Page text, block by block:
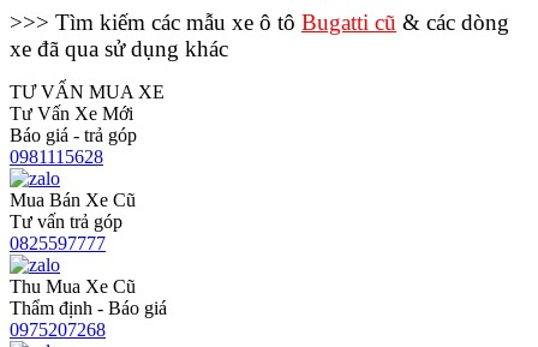
>>> Tìm kiếm các mẫu xe ô tô Bugatti cũ & các dòng
xe đã qua sử dụng khác
TƯ VẤN MUA XE
Tư Vấn Xe Mới
Báo giá - trả góp
0981115628
Mua Bán Xe Cũ
Tư vấn trả góp
0825597777
Thu Mua Xe Cũ
Thẩm định - Báo giá
0975207268